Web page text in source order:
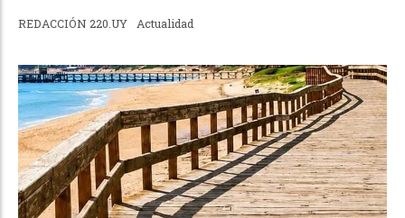
REDACCIÓN 220.UY Actualidad